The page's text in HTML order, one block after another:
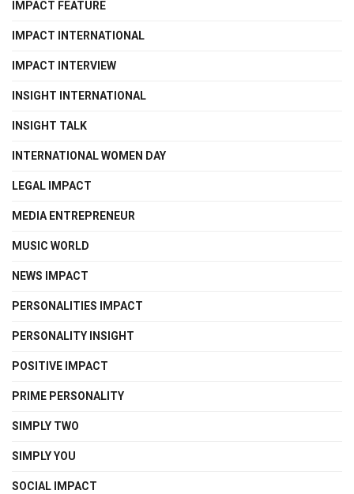
IMPACT FEATURE
IMPACT INTERNATIONAL
IMPACT INTERVIEW
INSIGHT INTERNATIONAL
INSIGHT TALK
INTERNATIONAL WOMEN DAY
LEGAL IMPACT
MEDIA ENTREPRENEUR
MUSIC WORLD
NEWS IMPACT
PERSONALITIES IMPACT
PERSONALITY INSIGHT
POSITIVE IMPACT
PRIME PERSONALITY
SIMPLY TWO
SIMPLY YOU
SOCIAL IMPACT